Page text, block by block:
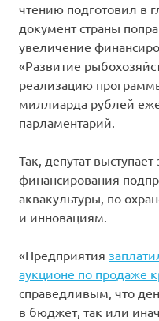
чтению подготовил в
документ страны
увеличение
«Развитие
реализацию
миллиарда рублей
парламентарий.
Так, депутат
финансирования
аквакультуры, по
и инновациям.
«Предприятия
аукционе по продаже
справедливым, что
в бюджет, так или